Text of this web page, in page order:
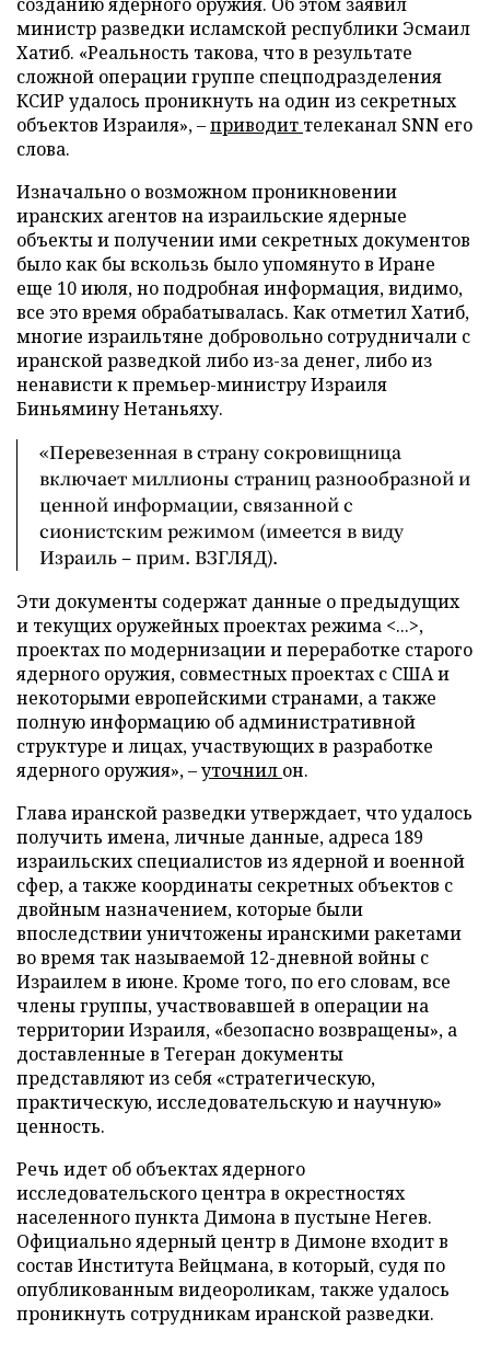
министр разведки исламской республики Эсмаил
Хатиб. «Реальность такова, что в результате
сложной операции группе спецподразделения
КСИР удалось проникнуть на один из секретных
объектов Израиля», –приводит телеканал SNN его
слова.
Изначально о возможном проникновении
иранских агентов на израильские ядерные
объекты и получении ими секретных документов
было как бы вскользь было упомянуто в Иране
еще 10 июля, но подробная информация, видимо,
все это время обрабатывалась. Как отметил Хатиб,
многие израильтяне добровольно сотрудничали с
иранской разведкой либо из-за денег, либо из
ненависти к премьер-министру Израиля
Биньямину Нетаньяху.
«Перевезенная в страну сокровищница
включает миллионы страниц разнообразной и
ценной информации, связанной с
сионистским режимом (имеется в виду
Израиль – прим. ВЗГЛЯД).
Эти документы содержат данные о предыдущих
и текущих оружейных проектах режима <...>,
проектах по модернизации и переработке старого
ядерного оружия, совместных проектах с США и
некоторыми европейскими странами, а также
полную информацию об административной
структуре и лицах, участвующих в разработке
ядерного оружия», –уточнил он.
Глава иранской разведки утверждает, что удалось
получить имена, личные данные, адреса 189
израильских специалистов из ядерной и военной
сфер, а также координаты секретных объектов с
двойным назначением, которые были
впоследствии уничтожены иранскими ракетами
во время так называемой 12-дневной войны с
Израилем в июне. Кроме того, по его словам, все
члены группы, участвовавшей в операции на
территории Израиля, «безопасно возвращены», а
доставленные в Тегеран документы
представляют из себя «стратегическую,
практическую, исследовательскую и научную»
ценность.
Речь идет об объектах ядерного
исследовательского центра в окрестностях
населенного пункта Димона в пустыне Негев.
Официально ядерный центр в Димоне входит в
состав Института Вейцмана, в который, судя по
опубликованным видеороликам, также удалось
проникнуть сотрудникам иранской разведки.